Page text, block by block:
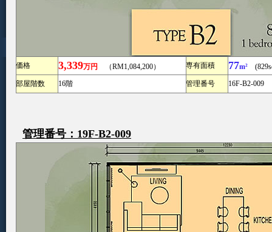
価格 3,339万円 （RM1,084,200） 専有面積 77m²
部屋階数
16階 管理番号 16F-B2-009
管理番号：19F-B2-009